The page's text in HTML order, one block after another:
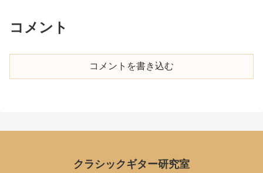
コメント
コメントを書き込む
クラシックギター研究室